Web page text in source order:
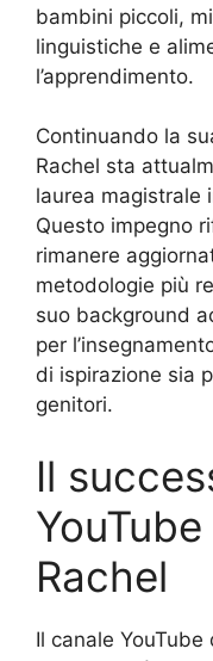
bambini piccoli,
linguistiche e
l’apprendimento.
Continuando la
Rachel sta
laurea magistrale
Questo impegno
rimanere
metodologie più
suo background
per
di ispirazione sia
genitori.
Il
Rachel
Il canale YouTube